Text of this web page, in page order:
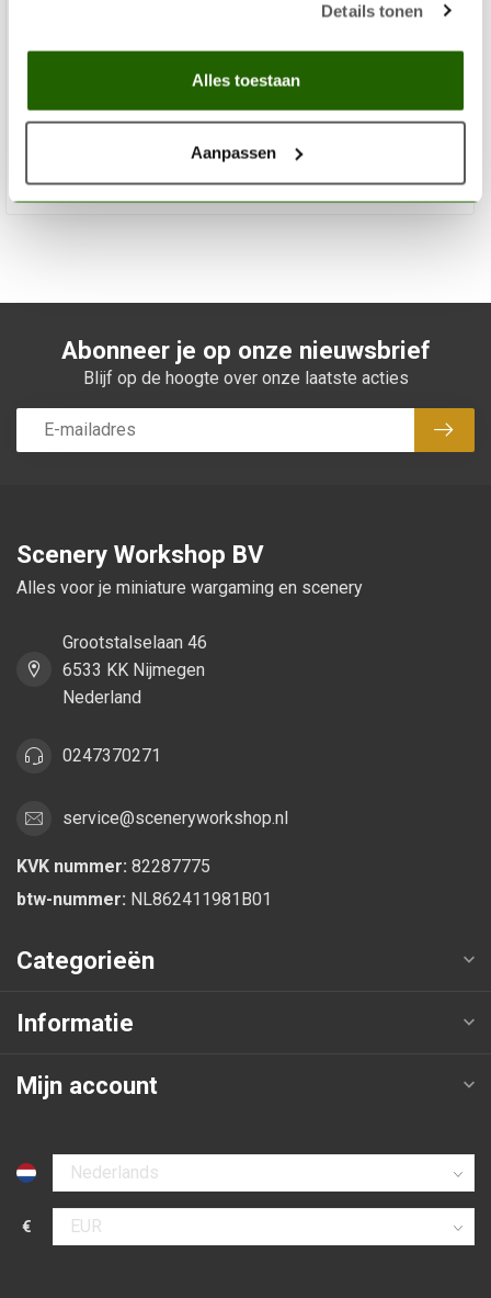
Details tonen
Alles toestaan
Aanpassen
Professional Acryl Ink! Prussian Blue Hue - 30ml - 320 -
4260320
Op voorraad
Abonneer je op onze nieuwsbrief
Blijf op de hoogte over onze laatste acties
Scenery Workshop BV
Alles voor je miniature wargaming en scenery
Grootstalselaan 46
6533 KK Nijmegen
Nederland
0247370271
service@sceneryworkshop.nl
KVK nummer: 82287775
btw-nummer: NL862411981B01
Categorieën
Informatie
Mijn account
Selecteer taal
€
Selecteer valuta